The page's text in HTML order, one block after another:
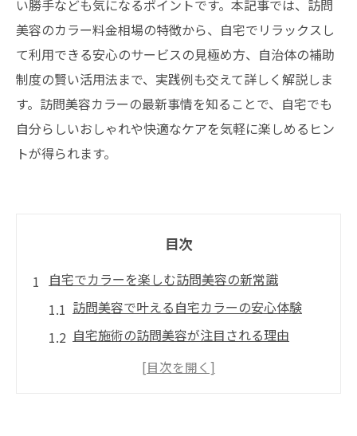
い勝手なども気になるポイントです。本記事では、訪問
美容のカラー料金相場の特徴から、自宅でリラックスし
て利用できる安心のサービスの見極め方、自治体の補助
制度の賢い活用法まで、実践例も交えて詳しく解説しま
す。訪問美容カラーの最新事情を知ることで、自宅でも
自分らしいおしゃれや快適なケアを気軽に楽しめるヒン
トが得られます。
目次
自宅でカラーを楽しむ訪問美容の新常識
訪問美容で叶える自宅カラーの安心体験
自宅施術の訪問美容が注目される理由
訪問美容サービスと個人宅カラーの違い